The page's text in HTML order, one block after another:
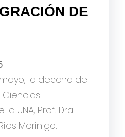
DE
la decana de
UNA, Prof. Dra.
Morínigo,